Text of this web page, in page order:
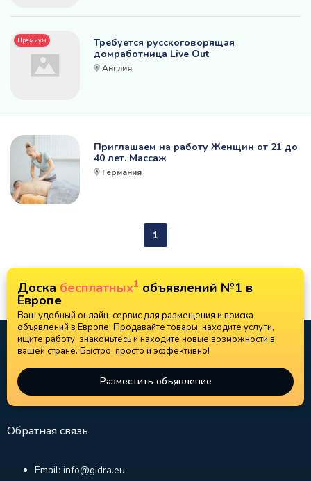
Премиум
Требуется русскоговорящая
домработница Live Out
Англия
Приглашаем на работу Женщин от 21 до
40 лет. Массаж
Германия
1
Доска бесплатных1 объявлений №1 в
Европе
Ваш удобный онлайн-сервис для размещения и поиска
объявлений в Европе. Продавайте товары, находите услуги,
ищите работу, знакомьтесь и находите новые возможности в
вашей стране. Быстро, просто и эффективно!
Разместить объявление
Обратная связь
Email: info@gidra.eu